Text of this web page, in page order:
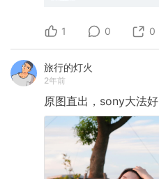
1 0 0
旅行的灯火
2年前
原图直出，sony大法好